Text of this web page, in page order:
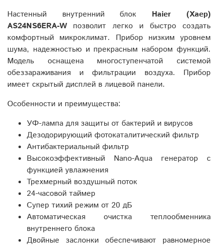
Настенный внутренний блок Haier (Хаер)
AS24NS6ERA-W позволит легко и быстро создать
комфортный микроклимат. Прибор низким уровнем
шума, надежностью и прекрасным набором функций.
Модель оснащена многоступенчатой системой
обеззараживания и фильтрации воздуха. Прибор
имеет скрытый дисплей в лицевой панели.
Особенности и преимущества:
УФ-лампа для защиты от бактерий и вирусов
Дезодорирующий фотокаталитический фильтр
Антибактериальный фильтр
Высокоэффективный Nano-Aqua генератор с
функцией увлажнения
Трехмерный воздушный поток
24-часовой таймер
Супер тихий режим от 20 дБ
Автоматическая очистка теплообменника
внутреннего блока
Двойные заслонки обеспечивают равномерное